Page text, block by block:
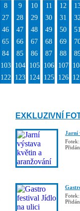
8 9 10 11 12
27 28 29 30 31
46 47 48 49 50
65 66 67 68 69
84 85 86 87 88
103 104 105 106 107
122 123 124 125 126
EXKLUZIVNÍ
Jarní